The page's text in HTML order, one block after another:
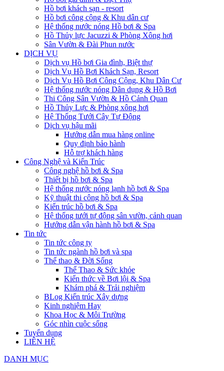
Hồ bơi khách sạn - resort
Hồ bơi công cộng & Khu dân cư
Hệ thống nước nóng Hồ bơi & Spa
Hồ Thủy lực Jacuzzi & Phòng Xông hơi
Sân Vườn & Đài Phun nước
DỊCH VỤ
Dịch vụ Hồ bơi Gia đình, Biệt thự
Dịch Vụ Hồ Bơi Khách Sạn, Resort
Dịch Vụ Hồ Bơi Công Cộng, Khu Dân Cư
Hệ thống nước nóng Dân dụng & Hồ Bơi
Thi Công Sân Vườn & Hồ Cảnh Quan
Hồ Thủy Lực & Phòng xông hơi
Hệ Thống Tưới Cây Tự Động
Dịch vụ hậu mãi
Hướng dẫn mua hàng online
Quy định bảo hành
Hỗ trợ khách hàng
Công Nghệ và Kiến Trúc
Công nghệ hồ bơi & Spa
Thiết bị hồ bơi & Spa
Hệ thống nước nóng lạnh hồ bơi & Spa
Kỹ thuật thi công hồ bơi & Spa
Kiến trúc hồ bơi & Spa
Hệ thống tưới tự động sân vườn, cảnh quan
Hướng dẫn vận hành hồ bơi & Spa
Tin tức
Tin tức công ty
Tin tức ngành hồ bơi và spa
Thể thao & Đời Sống
Thể Thao & Sức khỏe
Kiến thức về Bơi lội & Spa
Khám phá & Trải nghiệm
BLog Kiến trúc Xây dựng
Kinh nghiệm Hay
Khoa Học & Môi Trường
Góc nhìn cuộc sống
Tuyển dụng
LIÊN HỆ
DANH MỤC